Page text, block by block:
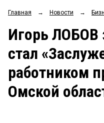
ОБЩЕСТВО
ЗАКОН
НОВОСТИ КОМПАНИЙ
ПРОИСШЕСТВИЯ
Главная → Новости →
Игорь ЛОБОВ
стал
работником
Омской